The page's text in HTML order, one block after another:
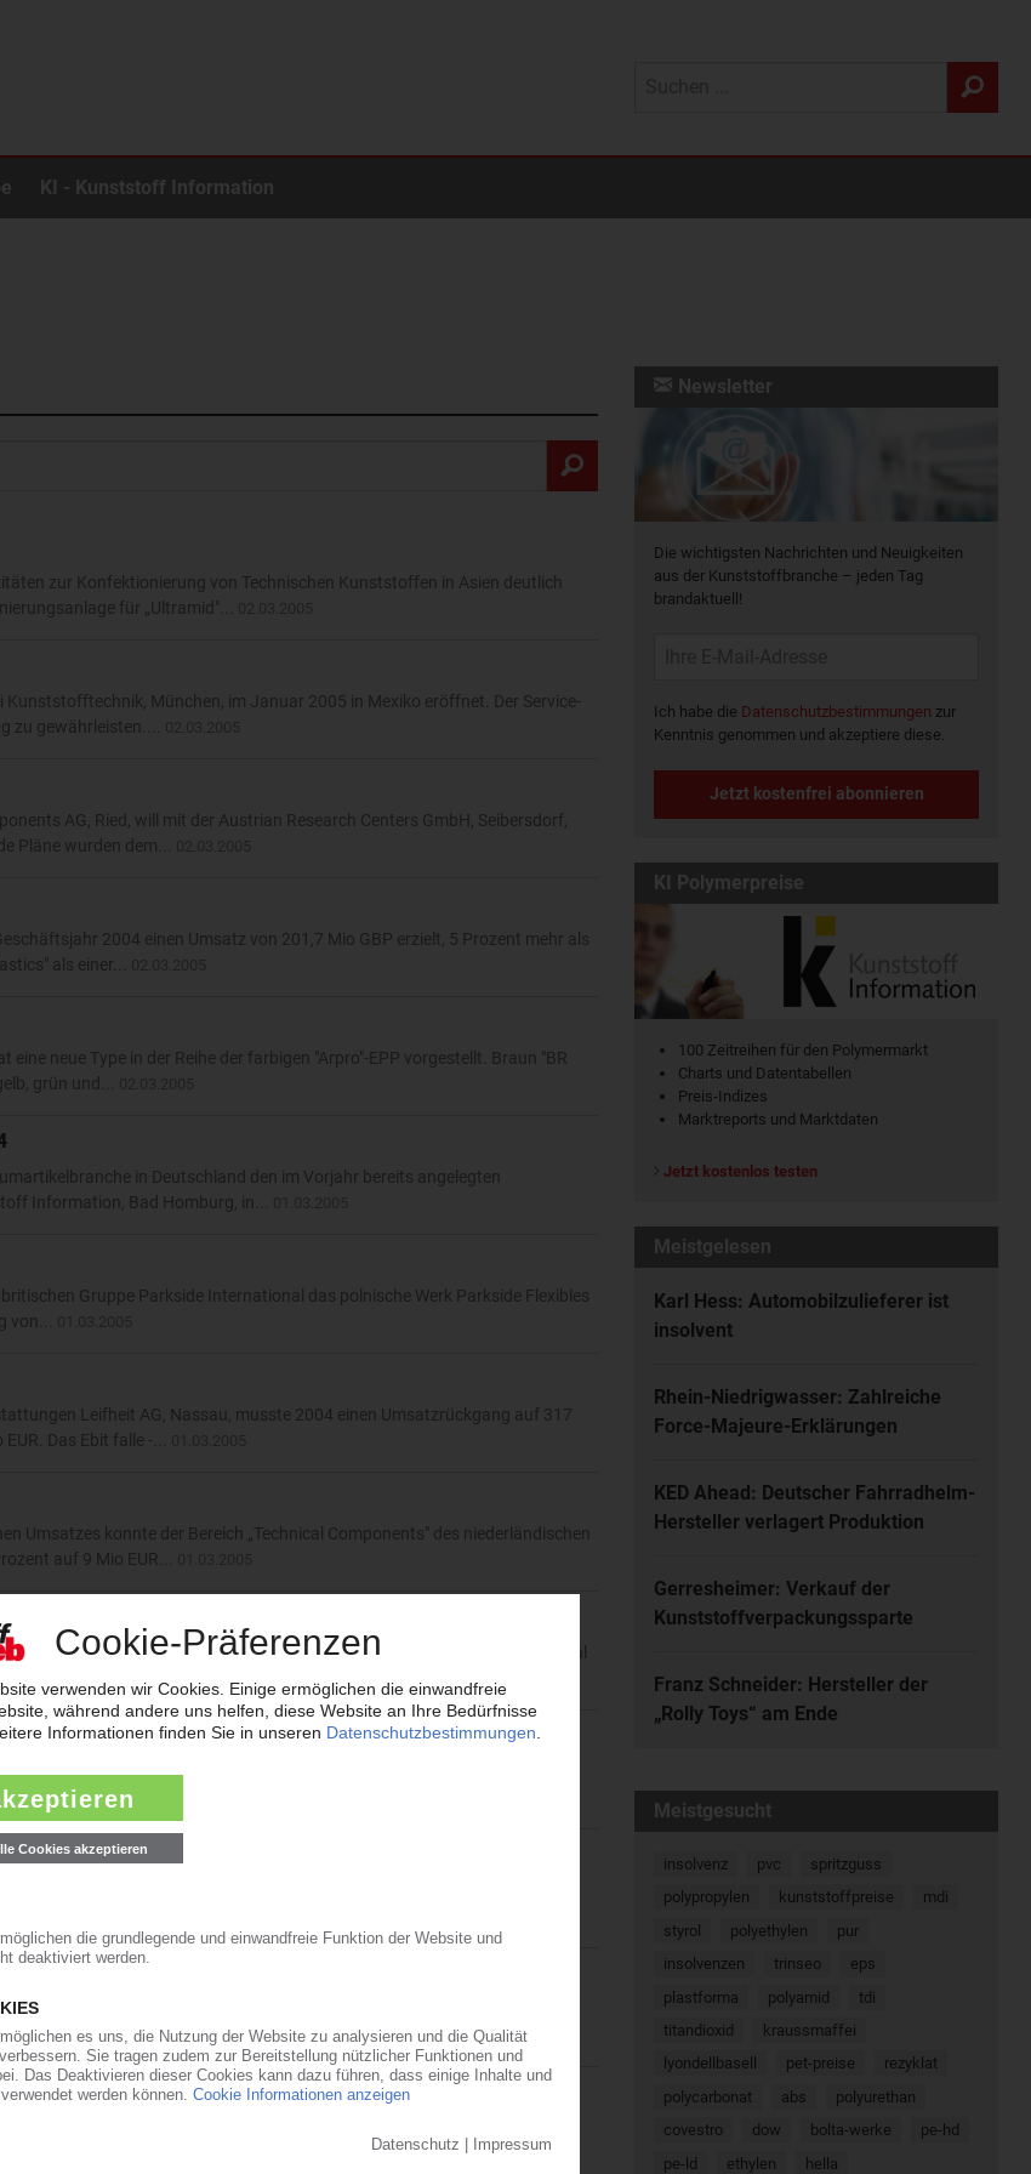
KI - Kunststoff Information
zur Konfektionierung von Technischen Kunststoffen in Asien deutlich
für „Ultramid"...
München, im Januar 2005 in Mexiko eröffnet. Der Service-
zu gewährleisten....
AG, Ried, will mit der Austrian Research Centers GmbH, Seibersdorf,
Pläne wurden dem...
2004 einen Umsatz von 201,7 Mio GBP erzielt, 5 Prozent mehr als
als einer...
neue Type in der Reihe der farbigen "Arpro"-EPP vorgestellt. Braun "BR
grün und...
in Deutschland den im Vorjahr bereits angelegten
Information, Bad Homburg, in...
Gruppe Parkside International das polnische Werk Parkside Flexibles
von...
Leifheit AG, Nassau, musste 2004 einen Umsatzrückgang auf 317
Das Ebit falle -...
Umsatzes konnte der Bereich „Technical Components" des niederländischen
auf 9 Mio EUR...
Polyolefin-Riesen Basell, Hoofddorp / Niederlande. Das Material
und soll außer...
Vergleich sehr gut behauptet. Wie der wöchentliche Branchendienst
von Studien der...
für Kunststoff-Recycling mbH, beide mit Sitz in Köln, unisono
Garantiegeber-Vertrag...
von PE-Folien für Verpackungsanwendungen spezialisierte
2004 melden. Möglich wurde diese Steigerung...28.02.2005
von uPVC-Profilen Premier Profiles, Warmsworth, Doncaster, die
die...
Newsletter
Die wichtigsten Nachrichten und Neuigkeiten
aus der Kunststoffbranche – jeden Tag
brandaktuell!
Ich habe die Datenschutzbestimmungen zur
Kenntnis genommen und akzeptiere diese.
Jetzt kostenfrei abonnieren
KI Polymerpreise
100 Zeitreihen für den Polymermarkt
Charts und Datentabellen
Preis-Indizes
Marktreports und Marktdaten
Jetzt kostenlos testen
Meistgelesen
Karl Hess: Automobilzulieferer ist
insolvent
Rhein-Niedrigwasser: Zahlreiche
Force-Majeure-Erklärungen
KED Ahead: Deutscher Fahrradhelm-
Hersteller verlagert Produktion
Gerresheimer: Verkauf der
Kunststoffverpackungssparte
Franz Schneider: Hersteller der
„Rolly Toys“ am Ende
Meistgesucht
insolvenz pvc
spritzguss
polypropylen
kunststoffpreise
mdi
styrol
polyethylen
pur
insolvenzen
trinseo
eps
plastforma
polyamid
tdi
titandioxid
kraussmaffei
lyondellbasell
pet-preise
rezyklat
polycarbonat
abs
polyurethan
covestro
dow bolta-werke
pe-hd
pe-ld
ethylen hella